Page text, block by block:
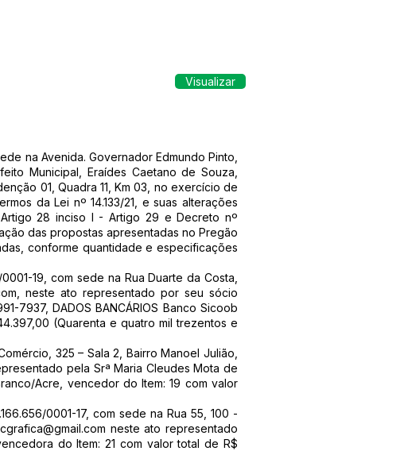
Visualizar
na Avenida. Governador Edmundo Pinto,
Municipal, Eraídes Caetano de Souza,
01, Quadra 11, Km 03, no exercício de
da Lei nº 14.133/21, e suas alterações
28 inciso I - Artigo 29 e Decreto nº
das propostas apresentadas no Pregão
conforme quantidade e especificações
19, com sede na Rua Duarte da Costa,
, neste ato representado por seu sócio
7937, DADOS BANCÁRIOS Banco Sicoob
(Quarenta e quatro mil trezentos e
325 – Sala 2, Bairro Manoel Julião,
pela Srª Maria Cleudes Mota de
Acre, vencedor do Item: 19 com valor
0001-17, com sede na Rua 55, 100 -
neste ato representado
do Item: 21 com valor total de R$